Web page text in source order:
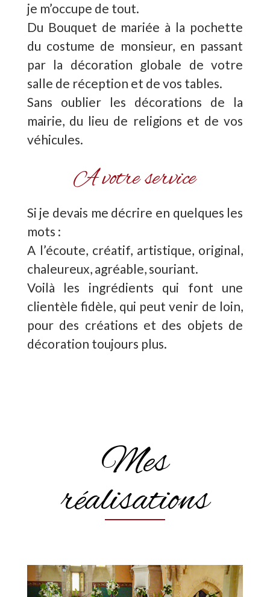
je m’occupe de tout.
Du Bouquet de mariée à la pochette
du costume de monsieur, en passant
par la décoration globale de votre
salle de réception et de vos tables.
Sans oublier les décorations de la
mairie, du lieu de religions et de vos
véhicules.
A votre service
Si je devais me décrire en quelques les
mots :
A l’écoute, créatif, artistique, original,
chaleureux, agréable, souriant.
Voilà les ingrédients qui font une
clientèle fidèle, qui peut venir de loin,
pour des créations et des objets de
décoration toujours plus.
Mes
réalisations